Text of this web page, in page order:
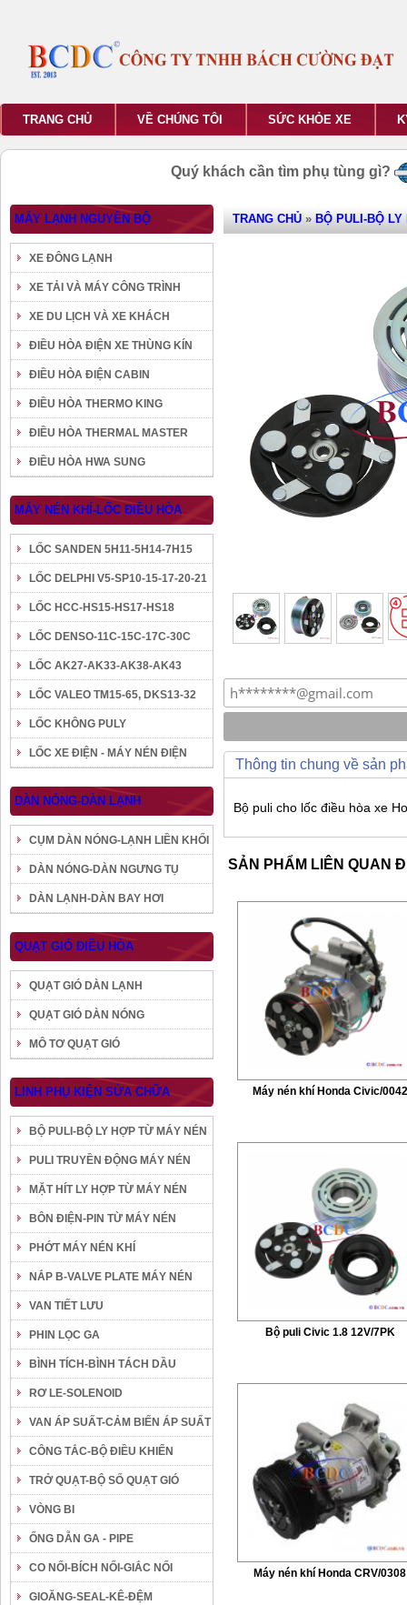
TRANG CHỦ VỀ CHÚNG TÔI SỨC KHỎE XE
Quý khách cần tìm phụ tùng gì?
MÁY LẠNH NGUYÊN BỘ
XE ĐÔNG LẠNH
XE TẢI VÀ MÁY CÔNG TRÌNH
XE DU LỊCH VÀ XE KHÁCH
ĐIỀU HÒA ĐIỆN XE THÙNG KÍN
ĐIỀU HÒA ĐIỆN CABIN
ĐIỀU HÒA THERMO KING
ĐIỀU HÒA THERMAL MASTER
ĐIỀU HÒA HWA SUNG
MÁY NÉN KHÍ-LỐC ĐIỀU HÒA
LỐC SANDEN 5H11-5H14-7H15
LỐC DELPHI V5-SP10-15-17-20-21
LỐC HCC-HS15-HS17-HS18
LỐC DENSO-11C-15C-17C-30C
LỐC AK27-AK33-AK38-AK43
LỐC VALEO TM15-65, DKS13-32
LỐC KHÔNG PULY
LỐC XE ĐIỆN - MÁY NÉN ĐIỆN
DÀN NÓNG-DÀN LẠNH
CỤM DÀN NÓNG-LẠNH LIỀN KHỐI
DÀN NÓNG-DÀN NGƯNG TỤ
DÀN LẠNH-DÀN BAY HƠI
QUẠT GIÓ ĐIỀU HÒA
QUẠT GIÓ DÀN LẠNH
QUẠT GIÓ DÀN NÓNG
MÔ TƠ QUẠT GIÓ
LINH PHỤ KIỆN SỬA CHỮA
BỘ PULI-BỘ LY HỢP TỪ MÁY NÉN
PULI TRUYỀN ĐỘNG MÁY NÉN
MẶT HÍT LY HỢP TỪ MÁY NÉN
BÔN ĐIỆN-PIN TỪ MÁY NÉN
PHỚT MÁY NÉN KHÍ
NẮP B-VALVE PLATE MÁY NÉN
VAN TIẾT LƯU
PHIN LỌC GA
BÌNH TÍCH-BÌNH TÁCH DẦU
RƠ LE-SOLENOID
VAN ÁP SUẤT-CẢM BIẾN ÁP SUẤT
CÔNG TẮC-BỘ ĐIỀU KHIỂN
TRỞ QUẠT-BỘ SỐ QUẠT GIÓ
VÒNG BI
ỐNG DẪN GA - PIPE
CO NỐI-BÍCH NỐI-GIẮC NỐI
GIOĂNG-SEAL-KÊ-ĐỆM
TRANG CHỦ » BỘ PULI-BỘ
Thông tin chung về sản
Bộ puli cho lốc điều hòa xe
SẢN PHẨM LIÊN QUAN
Máy nén khí Honda Civic/0042
Bộ puli Civic 1.8 12V/7PK
Máy nén khí Honda CRV/0308